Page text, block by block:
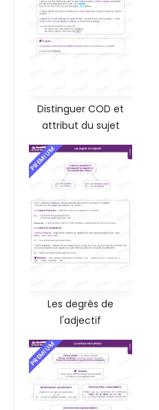
Distinguer COD et
attribut du sujet
PREMIUM
Les degrés de
l'adjectif
PREMIUM